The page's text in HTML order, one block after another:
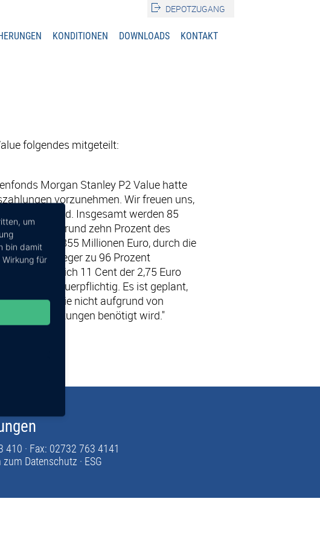
KONDITIONEN DOWNLOADS KONTAKT
DEPOTZUGANG
folgendes mitgeteilt:
Morgan Stanley P2 Value hatte
vorzunehmen. Wir freuen uns,
erfolgen wird. Insgesamt werden 85
rund zehn Prozent des
bei rund 855 Millionen Euro, durch die
Privatanleger zu 96 Prozent
Lediglich 11 Cent der 2,75 Euro
teilweise steuerpflichtig. Es ist geplant,
soweit sie nicht aufgrund von
benötigt wird."
410 · Fax: 02732 763 4141
Datenschutz · ESG
um
bin damit
für